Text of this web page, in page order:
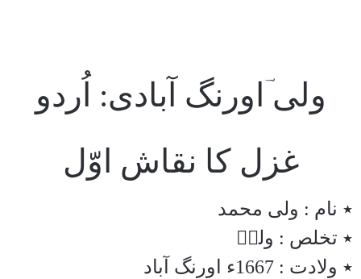
ولی ؔاورنگ آبادی: اُردو
غزل کا نقاش اوّل
٭ نام : ولی محمد
٭ تخلص : ولیؔ
٭ ولادت : 1667ء اورنگ آباد